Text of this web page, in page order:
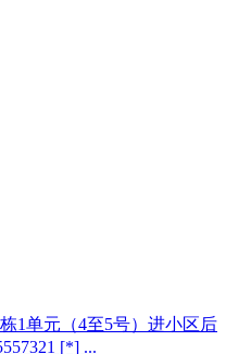
1单元（4至5号）进小区后
[*] ...